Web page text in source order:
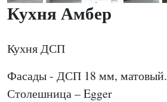
Кухня Амбер
Кухня ДСП
Фасады - ДСП 18 мм, матовый.
Столешница – Egger